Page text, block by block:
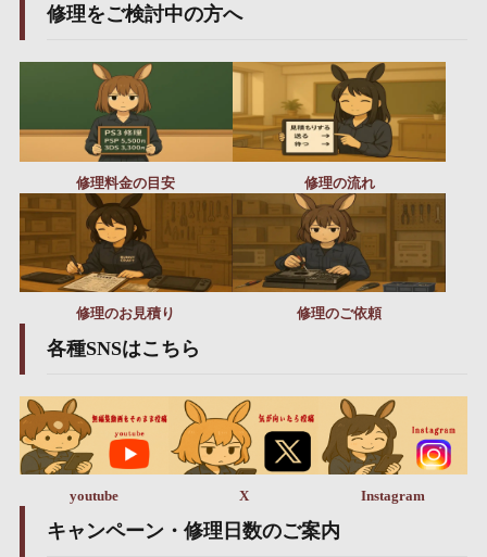
修理をご検討中の方へ
修理料金の目安 修理の流れ
修理のお見積り 修理のご依頼
各種SNSはこちら
youtube X Instagram
キャンペーン・修理日数のご案内